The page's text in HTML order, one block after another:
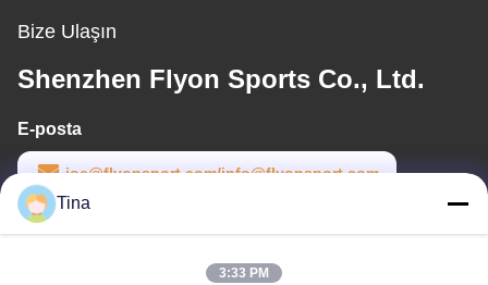
Bize Ulaşın
Shenzhen Flyon Sports Co., Ltd.
E-posta
joe@flyonsport.com/info@flyonsport.com
Çalışma saati
Tina
3:33 PM